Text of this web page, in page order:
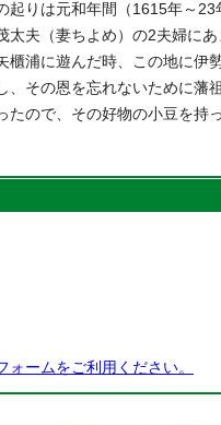
りは元和年間（1615年～23
夫（妻ちよめ）の2夫婦に
浦に遊んだ時、この地に伊
その恩を忘れないために藩
ので、その好物の小豆を持
ームをご利用ください。